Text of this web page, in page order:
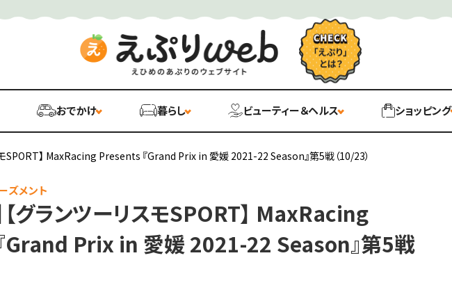
おでかけ 暮らし ビューティー＆ヘルス ショッピング
モSPORT】 MaxRacing Presents 『Grand Prix in 愛媛 2021-22 Season』第5戦（10/23）
ズメント
【グランツーリスモSPORT】 MaxRacing
Grand Prix in 愛媛 2021-22 Season』第5戦